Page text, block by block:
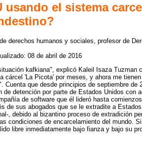
usando el sistema
derechos humanos y sociales, profesor de
08 de abril de 2016
kafkiana", explicó Kaleil Isaza Tuzman
cárcel 'La Picota' por meses, y ahora me
Cuenta que desde principios de septiembre de
de detención por parte de Estados Unidos con
de software que él lideró hasta
de sus abogados que se le extradite a
, debido al bizantino proceso de extradición
condiciones de encarcelamiento del mundo.
libre inmediatamente bajo fianza y bajo su